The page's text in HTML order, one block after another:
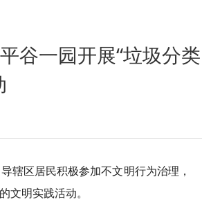
谷一园开展“垃圾分类
辖区居民积极参加不文明行为治理，
文明实践活动。